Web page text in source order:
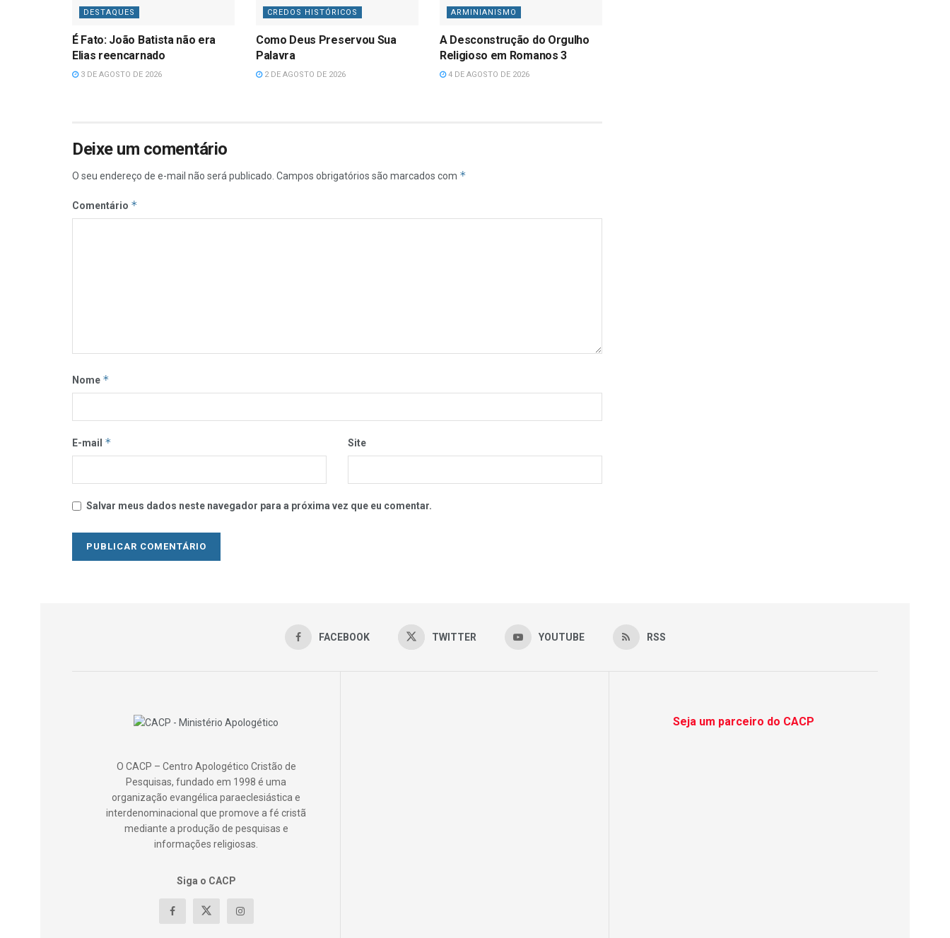
DESTAQUES
É Fato: João Batista não era
Elias reencarnado
3 DE AGOSTO DE 2026
CREDOS HISTÓRICOS
Como Deus Preservou Sua
Palavra
2 DE AGOSTO DE 2026
ARMINIANISMO
A Desconstrução do Orgulho
Religioso em Romanos 3
4 DE AGOSTO DE 2026
Deixe um comentário
O seu endereço de e-mail não será publicado. Campos obrigatórios são marcados com *
Comentário *
Nome *
E-mail * Site
Salvar meus dados neste navegador para a próxima vez que eu comentar.
FACEBOOK TWITTER YOUTUBE RSS
O CACP – Centro Apologético Cristão de
Pesquisas, fundado em 1998 é uma
organização evangélica paraeclesiástica e
interdenominacional que promove a fé cristã
mediante a produção de pesquisas e
informações religiosas.
Siga o CACP
Seja um parceiro do CACP